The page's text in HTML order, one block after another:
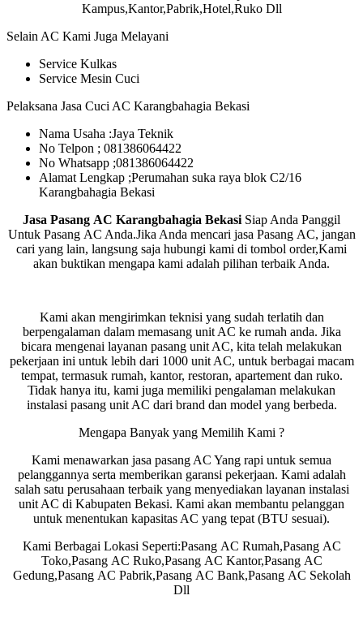
Kampus,Kantor,Pabrik,Hotel,Ruko Dll
Selain AC Kami Juga Melayani
Service Kulkas
Service Mesin Cuci
Pelaksana Jasa Cuci AC Karangbahagia Bekasi
Nama Usaha :Jaya Teknik
No Telpon ; 081386064422
No Whatsapp ;081386064422
Alamat Lengkap ;Perumahan suka raya blok C2/16
Karangbahagia Bekasi
Jasa Pasang AC Karangbahagia Bekasi Siap Anda Panggil
Untuk Pasang AC Anda.Jika Anda mencari jasa Pasang AC, jangan
cari yang lain, langsung saja hubungi kami di tombol order,Kami
akan buktikan mengapa kami adalah pilihan terbaik Anda.
Kami akan mengirimkan teknisi yang sudah terlatih dan
berpengalaman dalam memasang unit AC ke rumah anda. Jika
bicara mengenai layanan pasang unit AC, kita telah melakukan
pekerjaan ini untuk lebih dari 1000 unit AC, untuk berbagai macam
tempat, termasuk rumah, kantor, restoran, apartement dan ruko.
Tidak hanya itu, kami juga memiliki pengalaman melakukan
instalasi pasang unit AC dari brand dan model yang berbeda.
Mengapa Banyak yang Memilih Kami ?
Kami menawarkan jasa pasang AC Yang rapi untuk semua
pelanggannya serta memberikan garansi pekerjaan. Kami adalah
salah satu perusahaan terbaik yang menyediakan layanan instalasi
unit AC di Kabupaten Bekasi. Kami akan membantu pelanggan
untuk menentukan kapasitas AC yang tepat (BTU sesuai).
Kami Berbagai Lokasi Seperti:Pasang AC Rumah,Pasang AC
Toko,Pasang AC Ruko,Pasang AC Kantor,Pasang AC
Gedung,Pasang AC Pabrik,Pasang AC Bank,Pasang AC Sekolah
Dll